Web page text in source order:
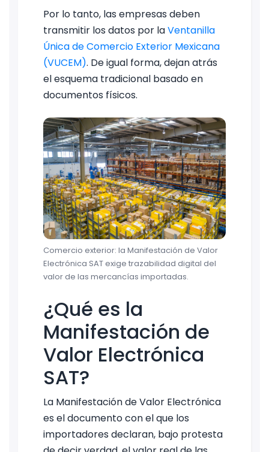
Por lo tanto, las empresas deben
transmitir los datos por laVentanilla
Única de Comercio Exterior Mexicana
(VUCEM). De igual forma, dejan atrás
el esquema tradicional basado en
documentos físicos.
Comercio exterior: la Manifestación de Valor
Electrónica SAT exige trazabilidad digital del
valor de las mercancías importadas.
¿Qué es la
Manifestación de
Valor Electrónica
SAT?
La Manifestación de Valor Electrónica
es el documento con el que los
importadores declaran, bajo protesta